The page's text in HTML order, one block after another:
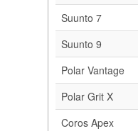
Suunto 7
Suunto 9
Polar Vantage
Polar Grit X
Coros Apex